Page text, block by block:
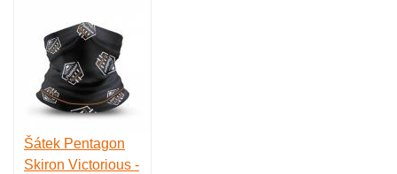
Šátek Pentagon
Skiron Victorious -